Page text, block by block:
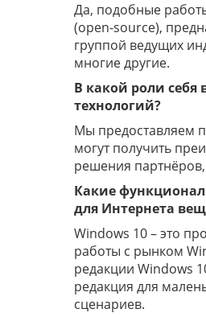
Да, подобные
(open-source),
группой ведущих
многие другие.
В какой роли
технологий?
Мы предоставляем
могут получить
решения
Какие
для Интернета
Windows 10 – это
работы с рынком
редакции Windows
редакция для
сценариев.